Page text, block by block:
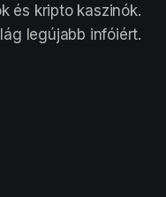
és kripto kaszinók.
legújabb infóiért.